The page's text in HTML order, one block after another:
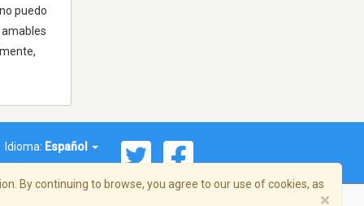
puedo
Idioma: Español
By continuing to browse, you agree to our use of cookies, as
×